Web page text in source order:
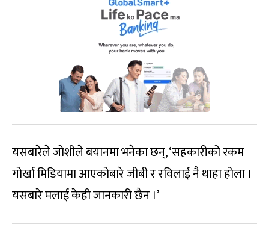
यसबारेले जोशीले बयानमा भनेका छन्, ‘सहकारीको रकम
गोर्खा मिडियामा आएकोबारे जीबी र रविलाई नै थाहा होला ।
यसबारे मलाई केही जानकारी छैन ।’